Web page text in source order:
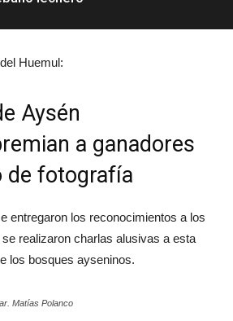
Huemul:
Aysén
a ganadores
de fotografía
entregaron los reconocimientos a los
realizaron charlas alusivas a esta
los bosques ayseninos.
Matías Polanco